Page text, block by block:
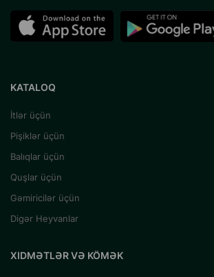
KATALOQ
İtlər üçün
Pişiklər üçün
Balıqlar üçün
Quşlar üçün
Gəmiricilər üçün
Digər Heyvanlar
XIDMƏTLƏR VƏ KÖMƏK